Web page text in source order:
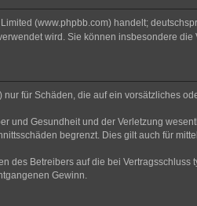
(www.phpbb.com) handelt;
wird. Sie können insbesondere die
für Schäden, die auf ein vorsätzliches
und Gesundheit und der Verletzung
begrenzt. Dies gilt auch für
des Betreibers auf die bei Vertragsschluss
Gewinn.